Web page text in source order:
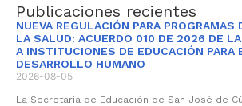
Publicaciones recientes
NUEVA REGULACIÓN PARA PROGRAMAS
LA SALUD: ACUERDO 010 DE 2026 DE
A INSTITUCIONES DE EDUCACIÓN PARA
DESARROLLO HUMANO
2026-08-05
La Secretaría de Educación de San José de